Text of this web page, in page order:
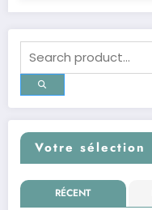
Votre sélection
RÉCENT